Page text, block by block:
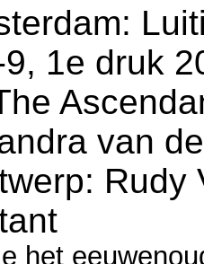
1e druk
van
Rudy
het